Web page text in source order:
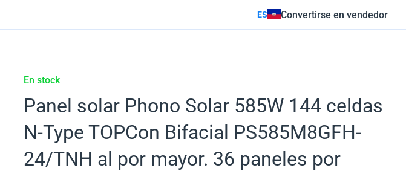
ES Convertirse en vendedor
En stock
Panel solar Phono Solar 585W 144 celdas
N-Type TOPCon Bifacial PS585M8GFH-
24/TNH al por mayor. 36 paneles por